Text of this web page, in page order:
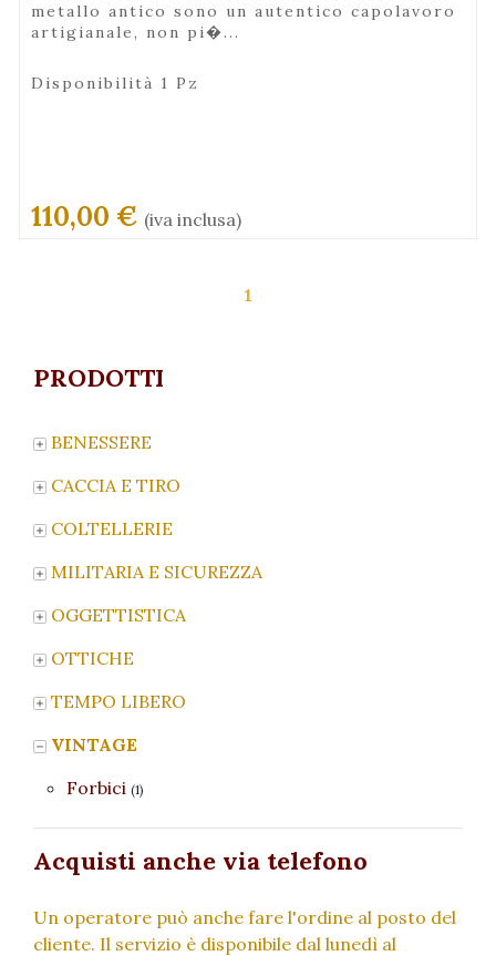
metallo antico sono un autentico capolavoro
artigianale, non pi�...
Disponibilità 1 Pz
110,00 € (iva inclusa)
1
PRODOTTI
BENESSERE
CACCIA E TIRO
COLTELLERIE
MILITARIA E SICUREZZA
OGGETTISTICA
OTTICHE
TEMPO LIBERO
VINTAGE
Forbici (1)
Acquisti anche via telefono
Un operatore può anche fare l'ordine al posto del
cliente. Il servizio è disponibile dal lunedì al